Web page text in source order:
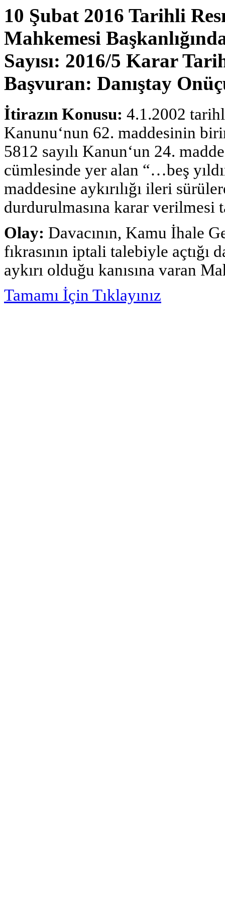
10 Şubat 2016 Tarihli
Mahkemesi
Sayısı: 2016/5 Karar
Başvuran: Danıştay
İtirazın Konusu: 4.1.2002
Kanunu‘nun 62. maddesinin
5812 sayılı Kanun‘un 24.
cümlesinde yer alan “…beş
maddesine aykırılığı ileri
durdurulmasına karar verilmesi
Olay: Davacının, Kamu İhale
fıkrasının iptali talebiyle açtığı
aykırı olduğu kanısına varan
Tamamı İçin Tıklayınız